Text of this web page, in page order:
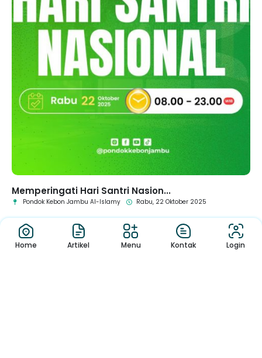
Memperingati Hari Santri Nasion...
Pondok Kebon Jambu Al-Islamy Rabu, 22 Oktober 2025
1 2 6
Home Artikel Menu Kontak Login